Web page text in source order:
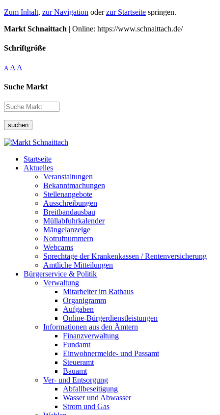
Zum Inhalt, zur Navigation oderzur Startseite springen.
Markt Schnaittach | Online: https://www.schnaittach.de/
Schriftgröße
A A A
Suche Markt
suchen
Startseite
Aktuelles
Veranstaltungen
Bekanntmachungen
Stellenangebote
Ausschreibungen
Breitbandausbau
Müllabfuhrkalender
Mängelanzeige
Notrufnummern
Webcams
Sprechtage der Krankenkassen / Rentenversicherung
Amtliche Mitteilungen
Bürgerservice & Politik
Verwaltung
Mitarbeiter im Rathaus
Organigramm
Aufgaben
Online-Bürgerdienstleistungen
Informationen aus den Ämtern
Finanzverwaltung
Fundamt
Einwohnermelde- und Passamt
Steueramt
Bauamt
Ver- und Entsorgung
Abfallbeseitigung
Wasser und Abwasser
Strom und Gas